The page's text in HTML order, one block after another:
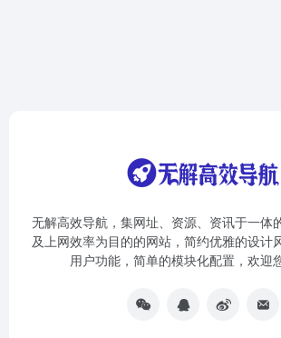
无解高效导航，集网址、资源、资讯于一体
及上网效率为目的的网站，简约优雅的设计
用户功能，简单的模块化配置，欢迎